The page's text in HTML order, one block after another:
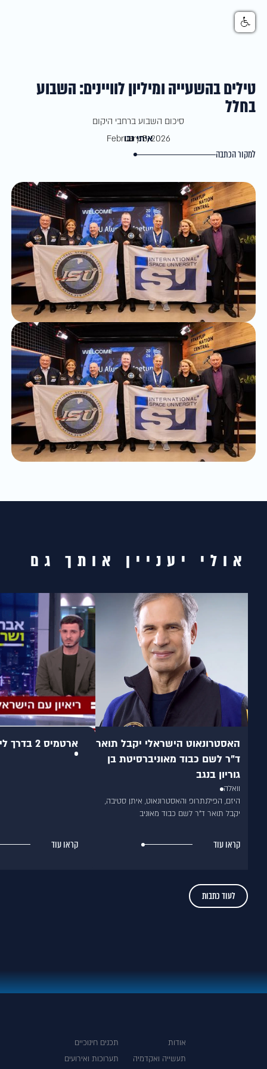
טילים בהשעייה ומיליון לוויינים: השבוע
בחלל
סיכום השבוע ברחבי היקום
איתי נבו
February 5, 2026
למקור הכתבה
אולי יעניין אותך גם
האסטרונאוט הישראלי יקבל תואר
ד"ר לשם כבוד מאוניברסיטת בן
גוריון בנגב
וואלה
היזם, הפילנתרופ והאסטרונאוט, איתן סטיבה,
יקבל תואר ד"ר לשם כבוד מאוניב
קראו עוד
ארטמיס 2 בדרך לירח: אברי ושרקי
קראו עוד
לעוד כתבות
אודות
תכנים חינוכיים
תעשייה ואקדמיה
תערוכות ואירועים